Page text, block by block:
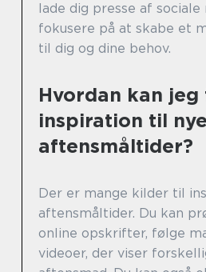
lade dig presse af sociale
fokusere på at skabe et
til dig og dine behov.
Hvordan kan jeg
inspiration til nye
aftensmåltider?
Der er mange kilder til
aftensmåltider. Du kan
online opskrifter, følge
videoer, der viser